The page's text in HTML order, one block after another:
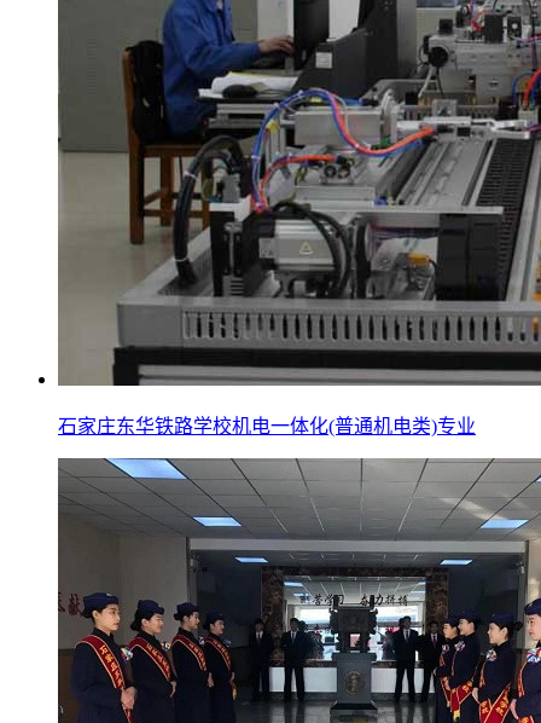
石家庄东华铁路学校机电一体化(普通机电类)专业